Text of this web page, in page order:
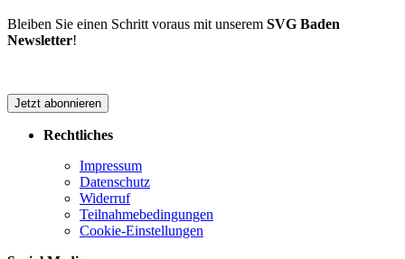
Bleiben Sie einen Schritt voraus mit unserem SVG Baden
Newsletter!
Jetzt abonnieren
Rechtliches
Impressum
Datenschutz
Widerruf
Teilnahmebedingungen
Cookie-Einstellungen